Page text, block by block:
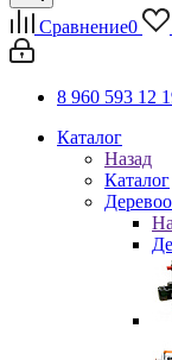
Сравнение0
8 960 593 12
Каталог
Назад
Каталог